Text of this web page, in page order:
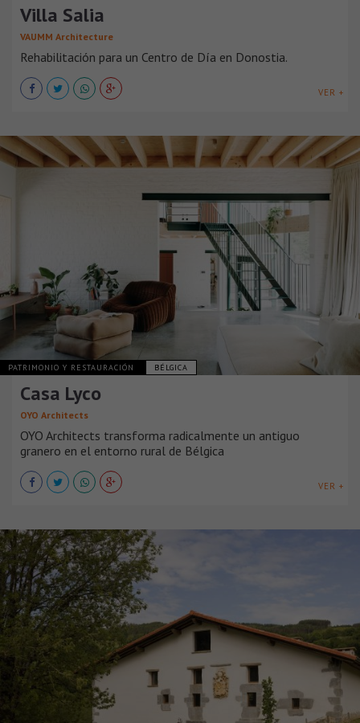
Villa Salia
VAUMM Architecture
Rehabilitación para un Centro de Día en Donostia.
VER +
PATRIMONIO Y RESTAURACIÓN BÉLGICA
Casa Lyco
OYO Architects
OYO Architects transforma radicalmente un antiguo
granero en el entorno rural de Bélgica
VER +